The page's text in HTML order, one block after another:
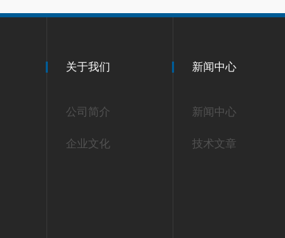
关于我们
公司简介
企业文化
新闻中心
新闻中心
技术文章